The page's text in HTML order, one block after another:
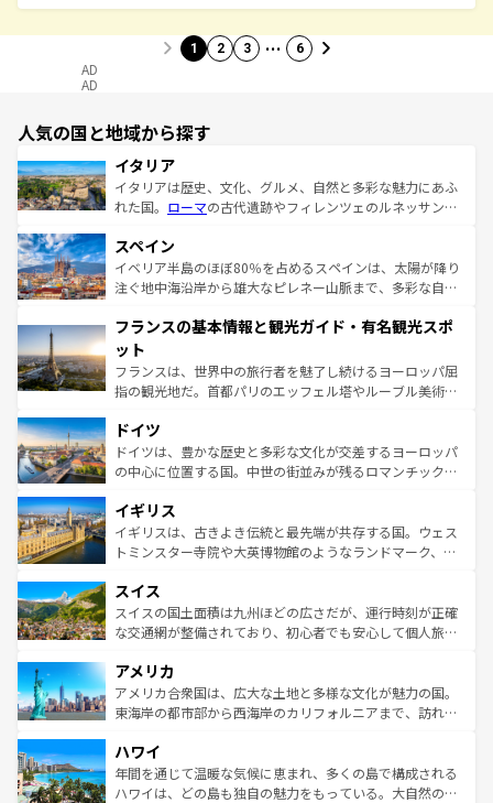
1 2 3 … 6
AD
AD
人気の国と地域から探す
イタリア
イタリアは歴史、文化、グルメ、自然と多彩な魅力にあふ
れた国。 ローマの古代遺跡やフィレンツェのルネッサンス
ろん、トスカーナの美しい田園風景やアマルフィ海岸の絶
景など、自然景観も見逃せない。観光の合間には、本場の
ピザやパスタなど、絶品のイタリア料理を堪能することも
ませてくれるイタリアで、忘れられない旅をしてみよう！
なお、新着のイタリア情報は
しい。
スペイン
イベリア半島のほぼ80％を占めるスペインは、太陽が降り
注ぐ地中海沿岸から雄大なピレネー山脈まで、多彩な自然
文化が根付くこの国では、情熱的なフラメンコ、熱気あふ
れる闘牛、そして美味しいタパスが生活の一部となってい
る。首都マドリードの洗練された雰囲気や、バルセロナの
アートに溢れた街角から、地方では古代ローマ遺跡や中世
せる。地方によって風土や気候が異なるスペインはその個
性で訪れる人を魅了する。 なお、新着のスペイン情報は コ
ンテンツ一覧を参照してほしい。
フランスの基本情報と観光ガイド・有名観光スポ
ット
フランスは、世界中の旅行者を魅了し続けるヨーロッパ屈
指の観光地だ。首都パリのエッフェル塔やルーブル美術館
で、幅広い魅力が詰まっている。華麗な宮殿、歴史的な大
聖堂、美しいビーチ、そして豊かな自然が、訪れる者を心
から魅了する。また、フランスは美食の国としても知ら
いる。シャンパンの発祥地であるランス、プロヴァンスの
香り高いラベンダー畑など、多彩な楽しみ方が可能だ。さ
らに、パリ以外の地域にも魅力が溢れており、どの街角に
れる地方に足を運ぶとそれぞれで全く異なる文化を体験で
きるだろう。 なお、新着のフランス情報はコンテンツ一覧
を参照してほしい。
ドイツ
ドイツは、豊かな歴史と多彩な文化が交差するヨーロッパ
の中心に位置する国。中世の街並みが残るロマンチック街
顔を持つこの国は、どこを歩いても飽きることがない。ベ
ルリンの文化的活気、バイエルン州のアルプスの絶景、そ
してライン川沿いのワイン畑といった風景は必見。ビール
は、お酒好きな人にはぜひ体験してほしい。 なお、新着の
ドイツ情報はコンテンツ一覧を参照してほしい。
イギリス
イギリスは、古きよき伝統と最先端が共存する国。ウェス
トミンスター寺院や大英博物館のようなランドマーク、歴
リアごとに異なる魅力がある。また、優雅なアフタヌーン
ティー、ビール好きにはたまらない英国パブ、サッカー観
戦など、本場だからこそできる体験も豊富。イギリスを旅
ンツ一覧を参照してほしい。
スイス
スイスの国土面積は九州ほどの広さだが、運行時刻が正確
な交通網が整備されており、初心者でも安心して個人旅行
の建物がそのまま残る町や、スイスならではのユニークな
博物館もあり、アルプス観光だけでなく町歩きも満喫する
ことができる。国民の所得が高いため物価も高いが、旅行
ば市内交通費無料で観光を楽しむこともできる。 なお、新
着のスイス情報はコンテンツ一覧 を参照してほしい。
アメリカ
アメリカ合衆国は、広大な土地と多様な文化が魅力の国。
東海岸の都市部から西海岸のカリフォルニアまで、訪れる
のような巨大都市は、観光、ショッピング、エンターテイ
ンメントが詰まった刺激的なスポットだ。一方、アメリカ
西部には大自然が広がり、グランドキャニオンやイエロー
ハワイ
年間を通じて温暖な気候に恵まれ、多くの島で構成される
ハワイは、どの島も独自の魅力をもっている。大自然の神